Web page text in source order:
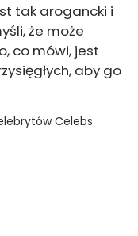
tak arogancki i
że może
co mówi, jest
aby go
Celebs